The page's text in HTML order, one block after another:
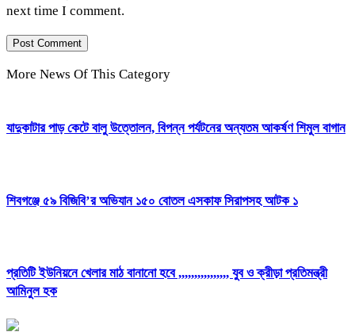
next time I comment.
More News Of This Category
যাদুকাটার পাড় কেটে বালু উত্তোলন, বিপন্ন পর্যটনের অন্যতম আকর্ষণ শিমুল বাগান
শিবগঞ্জে ৫৯ বিজিবি’র অভিযান ১৫০ বোতল এসকাফ সিরাপসহ আটক ১
প্রতিটি ইউনিয়নে খেলার মাঠ বানানো হবে ,,,,,,,,,,,,,,,, যুব ও ক্রীড়া প্রতিমন্ত্রী
আমিনুল হক